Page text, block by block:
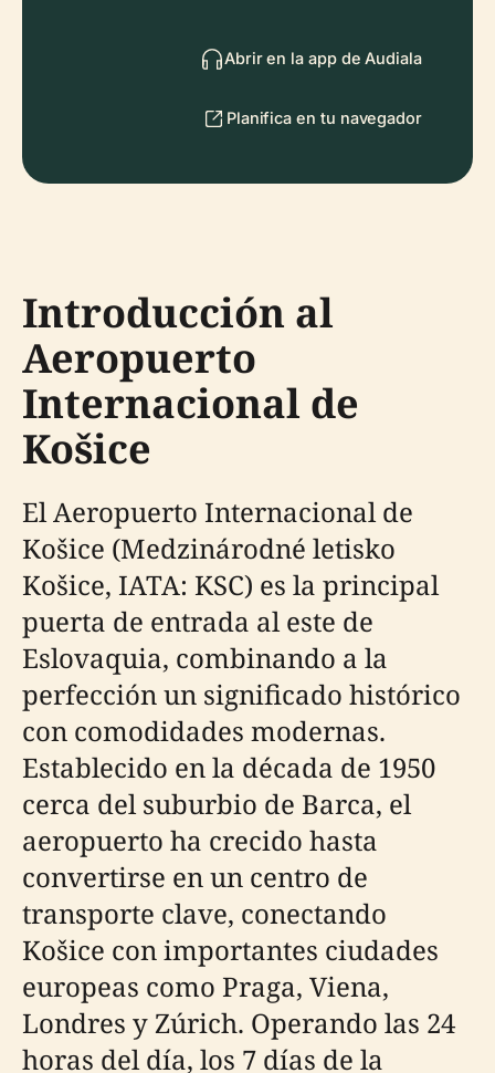
Abrir en la app de Audiala
Planifica en tu navegador
Introducción al
Aeropuerto
Internacional de
Košice
El Aeropuerto Internacional de
Košice (Medzinárodné letisko
Košice, IATA: KSC) es la principal
puerta de entrada al este de
Eslovaquia, combinando a la
perfección un significado histórico
con comodidades modernas.
Establecido en la década de 1950
cerca del suburbio de Barca, el
aeropuerto ha crecido hasta
convertirse en un centro de
transporte clave, conectando
Košice con importantes ciudades
europeas como Praga, Viena,
Londres y Zúrich. Operando las 24
horas del día, los 7 días de la